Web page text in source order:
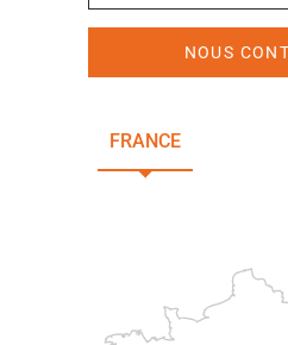
NOUS
FRANCE